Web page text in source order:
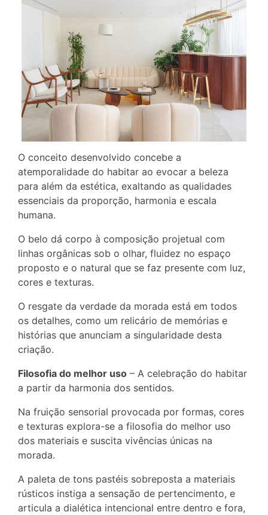
O conceito desenvolvido concebe a
atemporalidade do habitar ao evocar a beleza
para além da estética, exaltando as qualidades
essenciais da proporção, harmonia e escala
humana.
O belo dá corpo à composição projetual com
linhas orgânicas sob o olhar, fluidez no espaço
proposto e o natural que se faz presente com luz,
cores e texturas.
O resgate da verdade da morada está em todos
os detalhes, como um relicário de memórias e
histórias que anunciam a singularidade desta
criação.
Filosofia do melhor uso – A celebração do habitar
a partir da harmonia dos sentidos.
Na fruição sensorial provocada por formas, cores
e texturas explora-se a filosofia do melhor uso
dos materiais e suscita vivências únicas na
morada.
A paleta de tons pastéis sobreposta a materiais
rústicos instiga a sensação de pertencimento, e
articula a dialética intencional entre dentro e fora,